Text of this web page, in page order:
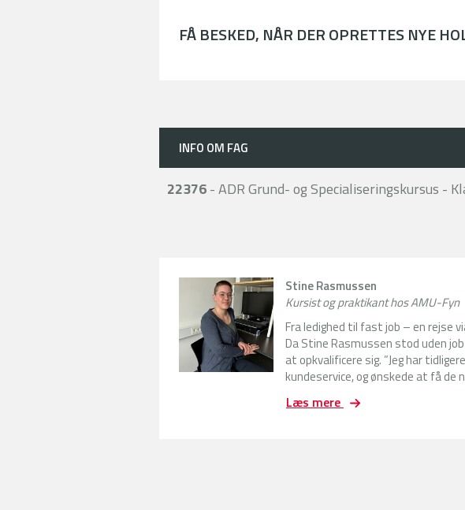
FÅ BESKED, NÅR DER OPRETTES NYE
INFO OM FAG
22376- ADR Grund- og Specialiseringskursus -
Stine Rasmussen
Kursist og praktikant hos AMU-Fyn
Fra ledighed til fast job – en rejse
Da Stine Rasmussen stod uden
at opkvalificere sig. ”Jeg har
kundeservice, og ønskede at få de
rLæs mere